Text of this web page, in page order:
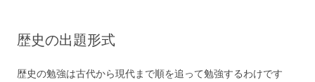
歴史の出題形式
歴史の勉強は古代から現代まで順を追って勉強するわけです